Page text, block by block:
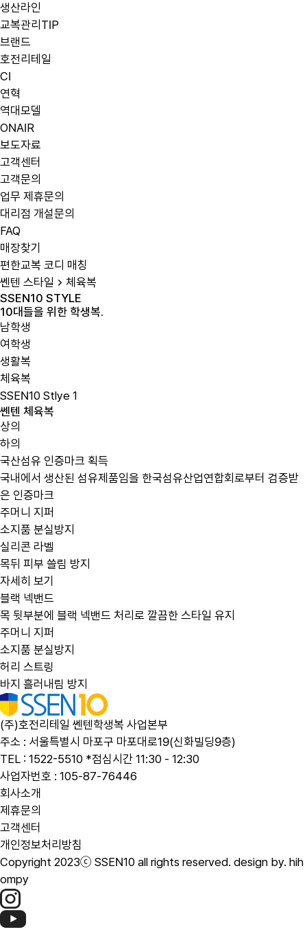
생산라인
교복관리TIP
브랜드
호전리테일
CI
연혁
역대모델
ONAIR
보도자료
고객센터
고객문의
업무 제휴문의
대리점 개설문의
FAQ
매장찾기
편한교복 코디 매칭
쎈텐 스타일
체육복
SSEN10 STYLE
10대들을 위 한 학생복.
남학생
여학생
생활복
체육복
SSEN10 Stlye 1
쎈텐 체육복
상의
하의
국산섬유 인증마크 획득
국내에서 생산된 섬유제품임을 한국섬유산업연합회로부터 검증받
은 인증마크
주머니 지퍼
소지품 분실방지
실리콘 라벨
목뒤 피부 쓸림 방지
자세히 보기
블랙 넥밴드
목 뒷부분에 블랙 넥밴드 처리로 깔끔한 스타일 유지
주머니 지퍼
소지품 분실방지
허리 스트링
바지 흘러내림 방지
(주)호전리테일 쎈텐학생복 사업본부
주소 : 서울특별시 마포구 마포대로19(신화빌딩9층)
TEL : 1522-5510 *점심시간 11:30 - 12:30
사업자번호 : 105-87-76446
회사소개
제휴문의
고객센터
개인정보처리방침
Copyright 2023ⓒ SSEN10 all rights reserved. design by. hih
ompy